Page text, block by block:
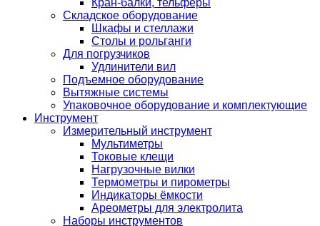
Складское оборудование
Шкафы и стеллажи
Столы и рольганги
Для погрузчиков
Удлинители вил
Подъемное оборудование
Вытяжные системы
Упаковочное оборудование и комплектующие
Инструмент
Измерительный инструмент
Мультиметры
Токовые клещи
Нагрузочные вилки
Термометры и пирометры
Индикаторы ёмкости
Ареометры для электролита
Наборы инструментов